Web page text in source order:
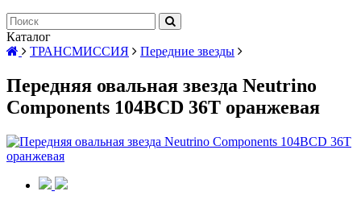
Каталог
ТРАНСМИССИЯ
Передние звезды
Передняя овальная звезда Neutrino
Components 104BCD 36T оранжевая